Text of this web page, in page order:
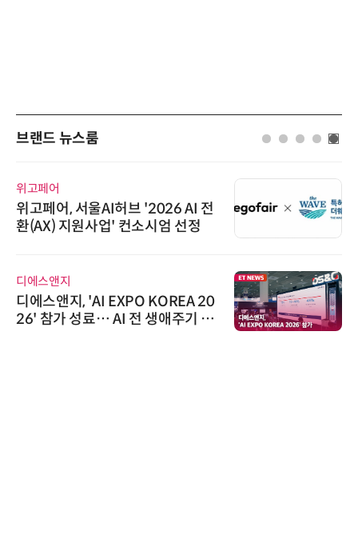
브랜드 뉴스룸
위고페어
위고페어, 서울AI허브 '2026 AI 전
환(AX) 지원사업' 컨소시엄 선정
디에스앤지
디에스앤지, 'AI EXPO KOREA 20
26' 참가 성료… AI 전 생애주기 아